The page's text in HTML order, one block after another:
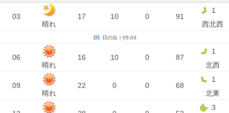
03
晴れ
17 10 0 91
1
西北西
日の出｜05:03
06
晴れ
16 10 0 87
1
北西
09
晴れ
22 0 0 68
1
北東
3